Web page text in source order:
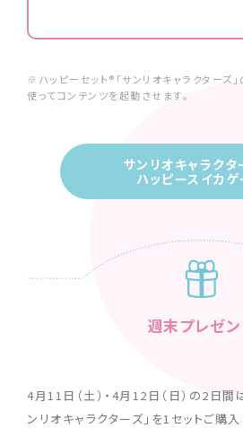
※ハッピーセット®「サンリオキャラクターズ
使ってコンテンツを起動させます。
サンリオキャラクタ
ハッピースイカゲ
週末プレゼン
4月11日（⼟）・4月12日（日）の2日間
ンリオキャラクターズ」を1セットご購